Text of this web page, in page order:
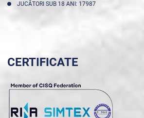
JUCĂTORI SUB 18 ANI: 17987
CERTIFICATE